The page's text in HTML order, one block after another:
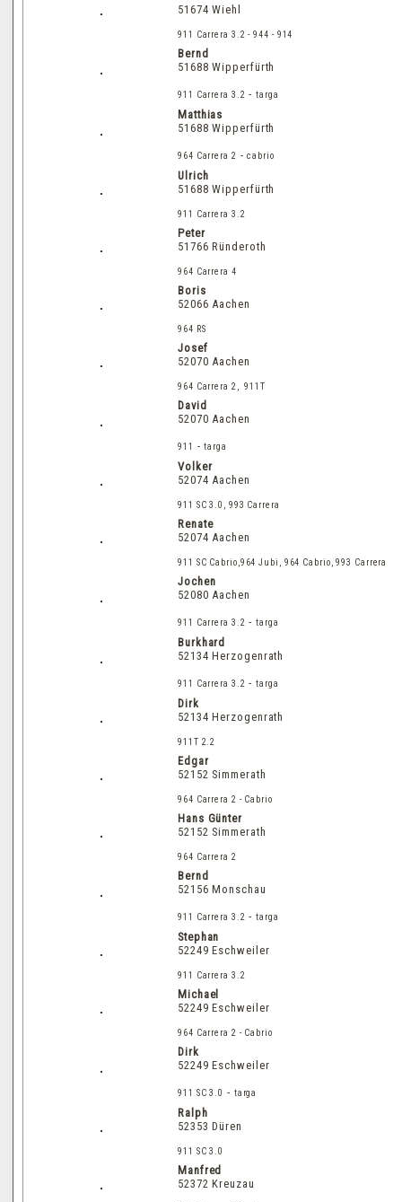
51674 Wiehl
911 Carrera 3.2 - 944 - 914
Bernd
51688 Wipperfürth
911 Carrera 3.2 -targa
Matthias
51688 Wipperfürth
964 Carrera 2 -cabrio
Ulrich
51688 Wipperfürth
911 Carrera 3.2
Peter
51766 Ründeroth
964 Carrera 4
Boris
52066 Aachen
964 RS
Josef
52070 Aachen
964 Carrera 2, 911T
David
52070 Aachen
911 -targa
Volker
52074 Aachen
911 SC 3.0, 993 Carrera
Renate
52074 Aachen
911 SC Cabrio,964 Jubi, 964 Cabrio, 993 Carrera
Jochen
52080 Aachen
911 Carrera 3.2 -targa
Burkhard
52134 Herzogenrath
911 Carrera 3.2 -targa
Dirk
52134 Herzogenrath
911T 2.2
Edgar
52152 Simmerath
964 Carrera 2 - Cabrio
Hans Günter
52152 Simmerath
964 Carrera 2
Bernd
52156 Monschau
911 Carrera 3.2 -targa
Stephan
52249 Eschweiler
911 Carrera 3.2
Michael
52249 Eschweiler
964 Carrera 2 - Cabrio
Dirk
52249 Eschweiler
911 SC 3.0 - targa
Ralph
52353 Düren
911 SC 3.0
Manfred
52372 Kreuzau